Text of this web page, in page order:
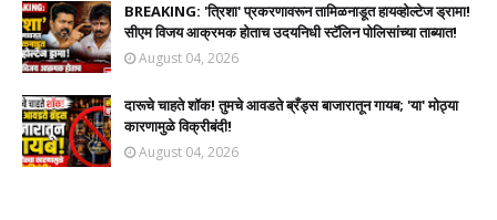
BREAKING: 'त्रिशा' प्रकरणावरून तामिळनाडूत हायव्होल्टेज ड्रामा!
सीएम विजय आक्रमक होताच उदयनिधी स्टॅलिन पोलिसांच्या ताब्यात!
August 04, 2026
दारूचे चाहते शॉक! तुमचे आवडते ब्रँड्स बाजारातून गायब; 'या' मोठ्या
कारणामुळे विक्रीबंदी!
August 04, 2026